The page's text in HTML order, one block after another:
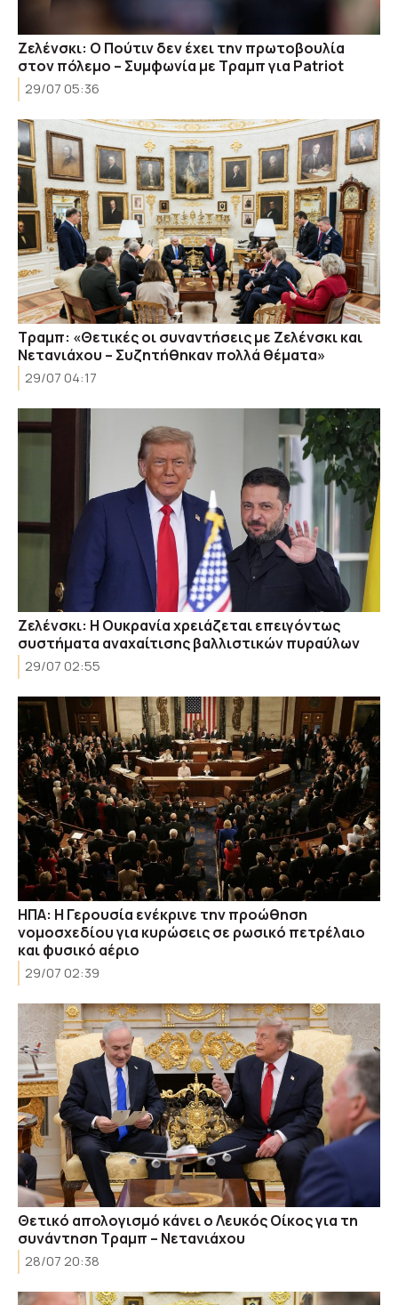
Ζελένσκι: Ο Πούτιν δεν έχει την πρωτοβουλία
στον πόλεμο – Συμφωνία με Τραμπ για Patriot
29/07 05:36
Τραμπ: «Θετικές οι συναντήσεις με Ζελένσκι και
Νετανιάχου – Συζητήθηκαν πολλά θέματα»
29/07 04:17
Ζελένσκι: Η Ουκρανία χρειάζεται επειγόντως
συστήματα αναχαίτισης βαλλιστικών πυραύλων
29/07 02:55
ΗΠΑ: Η Γερουσία ενέκρινε την προώθηση
νομοσχεδίου για κυρώσεις σε ρωσικό πετρέλαιο
και φυσικό αέριο
29/07 02:39
Θετικό απολογισμό κάνει ο Λευκός Οίκος για τη
συνάντηση Τραμπ – Νετανιάχου
28/07 20:38